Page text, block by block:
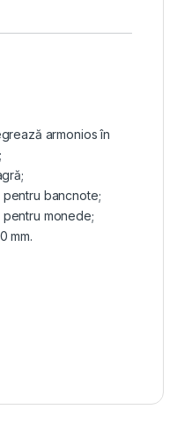
armonios în
bancnote;
monede;
mm.